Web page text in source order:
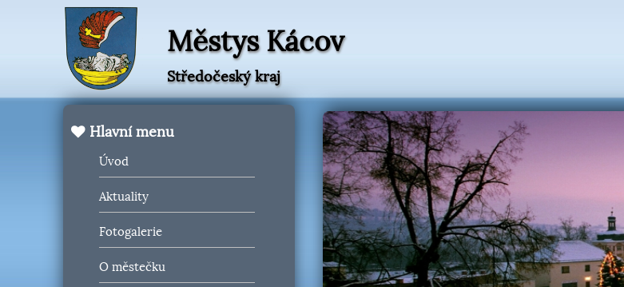
Městys Kácov
Středočeský kraj
Hlavní menu
Úvod
Aktuality
Fotogalerie
O městečku